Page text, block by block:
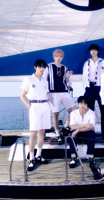
PLAYLIST
NoW
ALL
ARTICLES
LOGIN